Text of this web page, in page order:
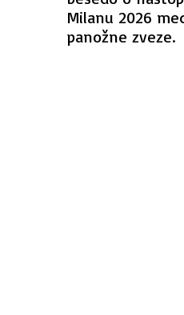
Milanu 2026
panožne zveze.